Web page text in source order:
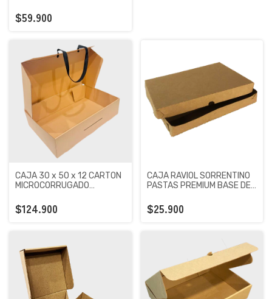
UNIDADES
$59.900
CAJA 30 x 50 x 12 CARTON
MICROCORRUGADO
UNIDADES
$124.900
CAJA RAVIOL SORRENTINO
PASTAS PREMIUM BASE DE
PREMIUM KRAFT X 100
UNIDADES
$25.900